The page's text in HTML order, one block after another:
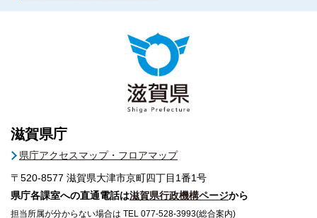
滋賀県庁
県庁アクセスマップ・フロアマップ
〒520-8577 滋賀県大津市京町四丁目1番1号
県庁各課室への直通電話は滋賀県行政機構ページから
担当所属が分からない場合は TEL 077-528-3993(総合案内)